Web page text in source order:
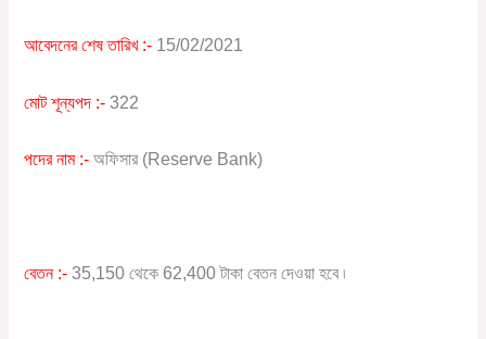
আবেদনের শেষ তারিখ :- 15/02/2021
মোট শূন্যপদ :- 322
পদের নাম :-অফিসার (Reserve Bank)
বেতন :-35,150 থেকে 62,400 টাকা বেতন দেওয়া হবে ৷